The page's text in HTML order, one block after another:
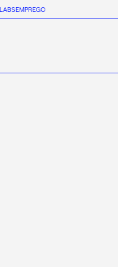
EMPREGO